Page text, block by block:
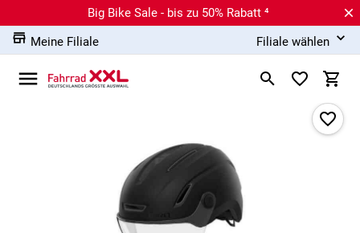
Big Bike Sale - bis zu 50% Rabatt ⁴
Meine Filiale
Filiale wählen